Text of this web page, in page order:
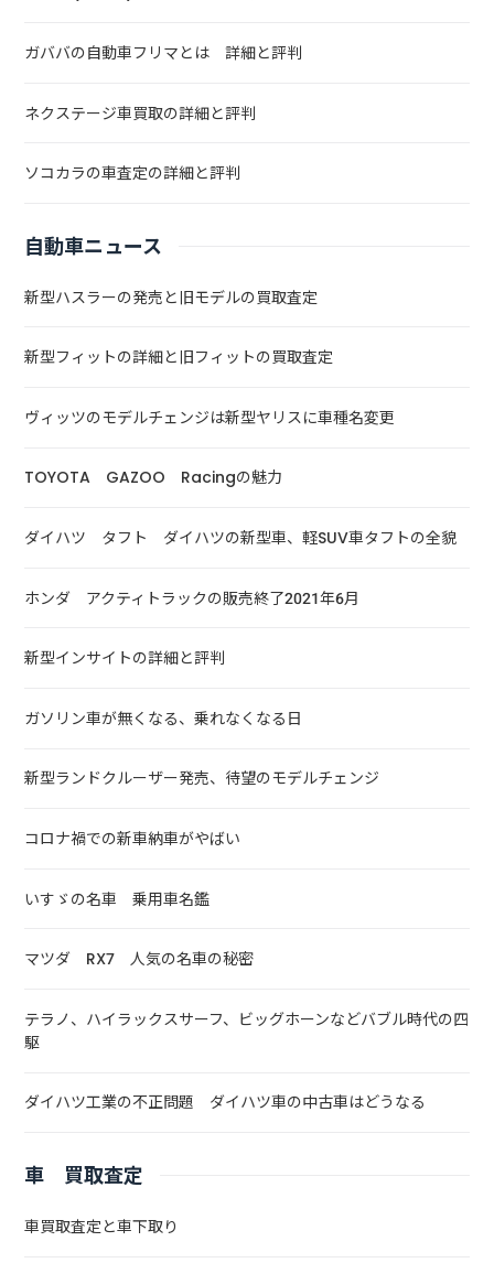
ガババの自動車フリマとは 詳細と評判
ネクステージ車買取の詳細と評判
ソコカラの車査定の詳細と評判
自動車ニュース
新型ハスラーの発売と旧モデルの買取査定
新型フィットの詳細と旧フィットの買取査定
ヴィッツのモデルチェンジは新型ヤリスに車種名変更
TOYOTA GAZOO Racingの魅力
ダイハツ タフト ダイハツの新型車、軽SUV車タフトの全貌
ホンダ アクティトラックの販売終了2021年6月
新型インサイトの詳細と評判
ガソリン車が無くなる、乗れなくなる日
新型ランドクルーザー発売、待望のモデルチェンジ
コロナ禍での新車納車がやばい
いすゞの名車 乗用車名鑑
マツダ RX7 人気の名車の秘密
テラノ、ハイラックスサーフ、ビッグホーンなどバブル時代の四
駆
ダイハツ工業の不正問題 ダイハツ車の中古車はどうなる
車 買取査定
車買取査定と車下取り